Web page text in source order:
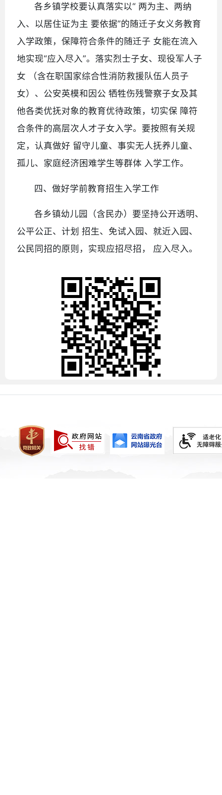
各乡镇学校要认真落实以“ 两为主、两纳
入、以居住证为主 要依据”的随迁子女义务教育
入学政策，保障符合条件的随迁子 女能在流入
地实现“应入尽入”。落实烈士子女、现役军人子
女 （含在职国家综合性消防救援队伍人员子
女）、公安英模和因公 牺牲伤残警察子女及其
他各类优抚对象的教育优待政策，切实保 障符
合条件的高层次人才子女入学。要按照有关规
定，认真做好 留守儿童、事实无人抚养儿童、
孤儿、家庭经济困难学生等群体 入学工作。
四、做好学前教育招生入学工作
各乡镇幼儿园（含民办）要坚持公开透明、
公平公正、计划 招生、免试入园、就近入园、
公民同招的原则，实现应招尽招， 应入尽入。